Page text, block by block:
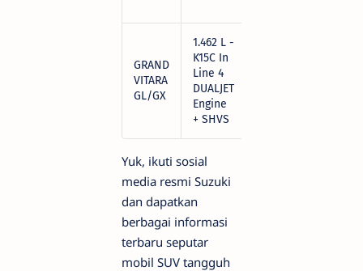
GRAND
VITARA
GL/GX
1.462 L -
K15C In
Line 4
DUALJET
Engine
+ SHVS
Yuk, ikuti sosial
media resmi Suzuki
dan dapatkan
berbagai informasi
terbaru seputar
mobil SUV tangguh